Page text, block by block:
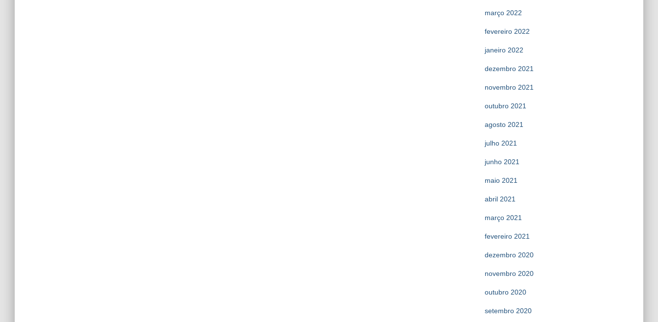
março 2022
fevereiro 2022
janeiro 2022
dezembro 2021
novembro 2021
outubro 2021
agosto 2021
julho 2021
junho 2021
maio 2021
abril 2021
março 2021
fevereiro 2021
dezembro 2020
novembro 2020
outubro 2020
setembro 2020